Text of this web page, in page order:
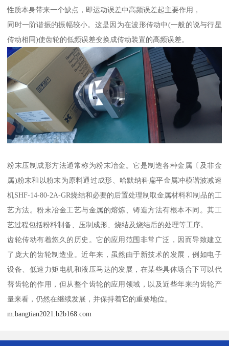
性质本身带来一个缺点，即运动误差中高频误差起主要作用，
同时一阶谐振的振幅较小。这是因为在波形传动中(一般的说与行星
传动相同)使齿轮的低频误差变换成传动装置的高频误差。
粉末压制成形方法通常称为粉末冶金。它是制造各种金属〔及非金
属)粉末和以粉末为原料通过成形、哈默纳科扁平金属冲模谐波减速
机SHF-14-80-2A-GR烧结和必要的后置处理制取金属材料和制品的工
艺方法。粉末冶金工艺与金属的熔炼、铸造方法有根本不同。其工
艺过程包括粉料制备、压制成形、烧结及烧结后的处理等工序。
齿轮传动有着悠久的历史。它的应用范围非常广泛，因而导致建立
了庞大的齿轮制造业。近年来，虽然由于新技术的发展，例如电子
设备、低速力矩电机和液压马达的发展，在某些具体场合下可以代
替齿轮的作用，但从整个齿轮的应用领域，以及近些年来的齿轮产
量来看，仍然在继续发展，并保持着它的重要地位。
m.bangtian2021.b2b168.com